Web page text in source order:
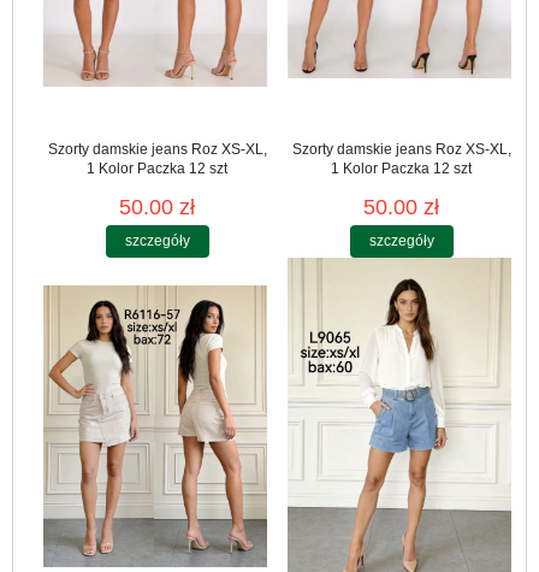
Szorty damskie jeans Roz XS-XL,
1 Kolor Paczka 12 szt
50.00 zł
szczegóły
Szorty damskie jeans Roz XS-XL,
1 Kolor Paczka 12 szt
50.00 zł
szczegóły